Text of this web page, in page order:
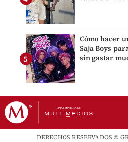
Cómo hacer
Saja Boys
sin gastar
DERECHOS RESERVADOS ©